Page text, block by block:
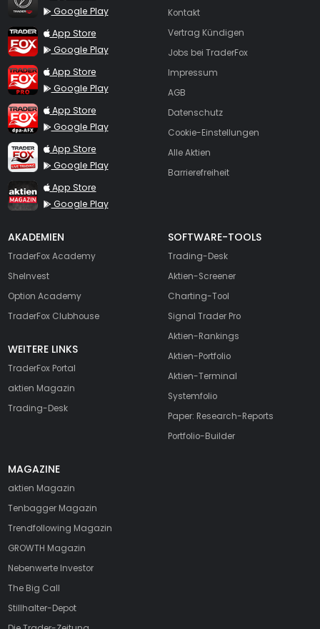
Google Play
TraderFox App
App Store
Google Play
TraderFox Pro
App Store
Google Play
TraderFox dpa-AFX ProFeed
App Store
Google Play
TraderFox Live Trading
App Store
Google Play
TraderFox aktien Magazin
App Store
Google Play
Kontakt
Vertrag Kündigen
Jobs bei TraderFox
Impressum
AGB
Datenschutz
Cookie-Einstellungen
Alle Aktien
Barrierefreiheit
AKADEMIEN
TraderFox Academy
SheInvest
Option Academy
TraderFox Clubhouse
WEITERE LINKS
TraderFox Portal
aktien Magazin
Trading-Desk
SOFTWARE-TOOLS
Trading-Desk
Aktien-Screener
Charting-Tool
Signal Trader Pro
Aktien-Rankings
Aktien-Portfolio
Aktien-Terminal
Systemfolio
Paper: Research-Reports
Portfolio-Builder
MAGAZINE
aktien Magazin
Tenbagger Magazin
Trendfollowing Magazin
GROWTH Magazin
Nebenwerte Investor
The Big Call
Stillhalter-Depot